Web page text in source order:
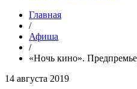
Главная
/
Афиша
/
«Ночь кино».
14 августа 2019